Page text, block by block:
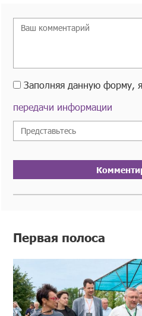
Заполняя данную форму,
передачи информации
Первая полоса